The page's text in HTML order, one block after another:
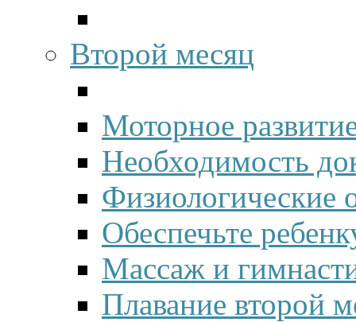
Второй месяц
Моторное
Необходимость
Физиологические
Обеспечьте
Массаж и
Плавание второй